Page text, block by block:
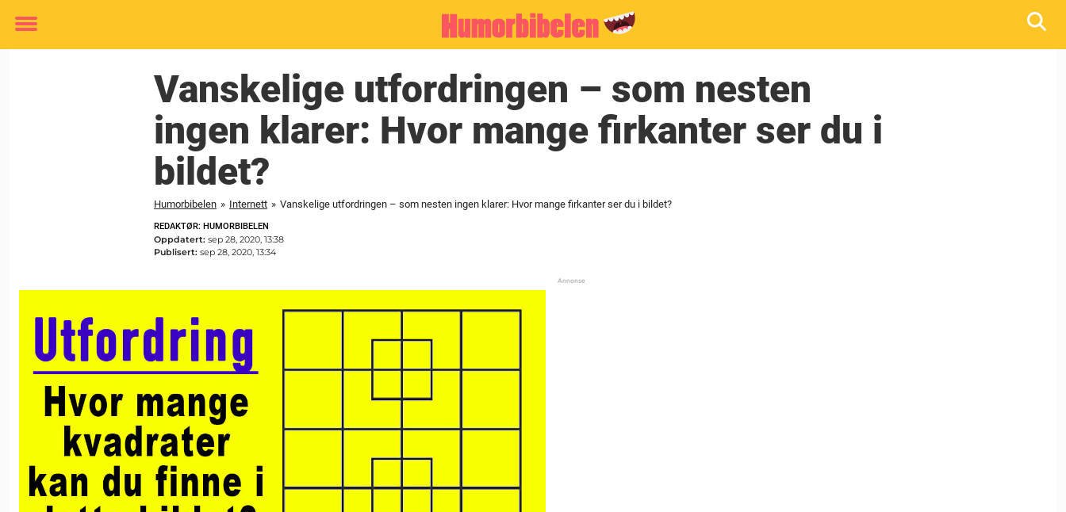
Toggle
Vanskelige utfordringen – som nesten
ingen klarer: Hvor mange firkanter ser du i
bildet?
Humorbibelen » Internett » Vanskelige utfordringen – som nesten ingen klarer: Hvor mange firkanter ser du i bildet?
REDAKTØR: HUMORBIBELEN
Oppdatert: sep 28, 2020, 13:38
Publisert: sep 28, 2020, 13:34